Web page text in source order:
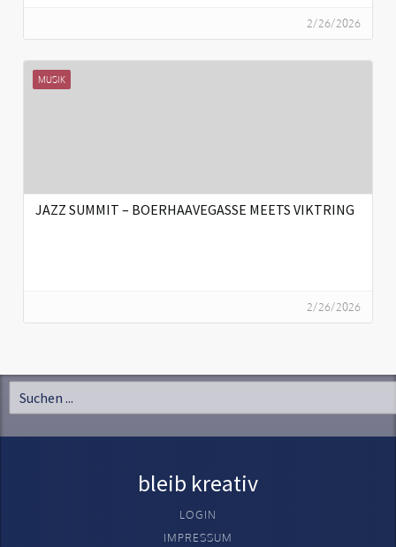
2/26/2026
MUSIK
JAZZ SUMMIT – BOERHAAVEGASSE MEETS VIKTRING
2/26/2026
bleib kreativ
LOGIN
IMPRESSUM